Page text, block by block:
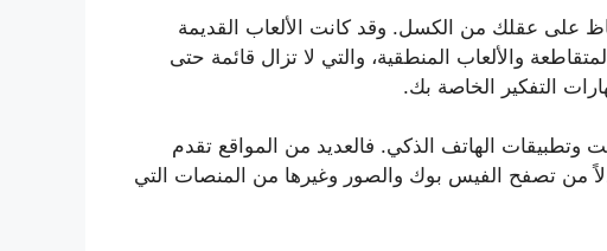
على عقلك من الكسل. وقد كانت الألعاب القديمة
والألعاب المنطقية، والتي لا تزال قائمة حتى
التفكير الخاصة بك.
وتطبيقات الهاتف الذكي. فالعديد من المواقع تقدم
من تصفح الفيس بوك والصور وغيرها من المنصات التي